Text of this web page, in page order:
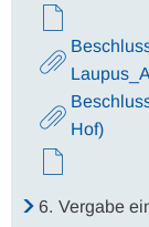
Hof)
6. Vergabe